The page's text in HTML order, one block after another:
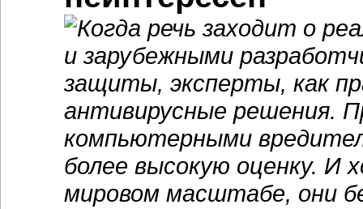
Когда речь заходит о
и зарубежными
защиты, эксперты, как
антивирусные решения.
компьютерными
более высокую оценку. И
мировом масштабе, они